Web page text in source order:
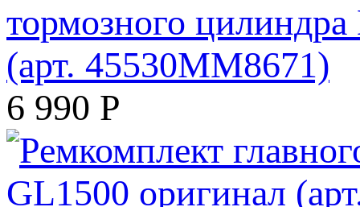
тормозного
(арт. 45530MM8671)
6 990 Р